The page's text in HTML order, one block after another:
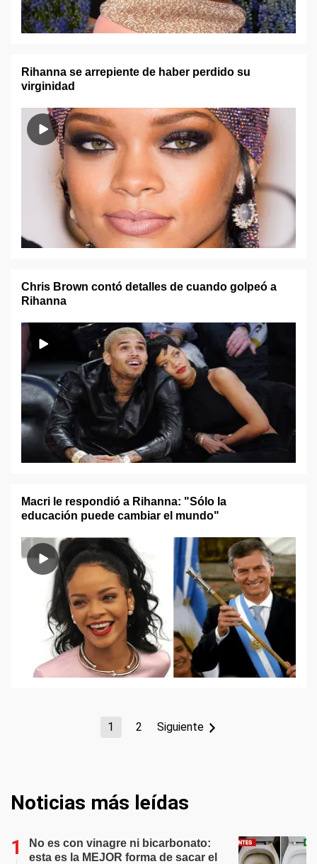
Rihanna se arrepiente de haber perdido su
virginidad
Chris Brown contó detalles de cuando golpeó a
Rihanna
Macri le respondió a Rihanna: "Sólo la
educación puede cambiar el mundo"
1 2 Siguiente
Noticias más leídas
No es con vinagre ni bicarbonato:
esta es la MEJOR forma de sacar el